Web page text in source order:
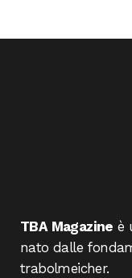
TBA Magazine è
nato dalle
trabolmeicher.